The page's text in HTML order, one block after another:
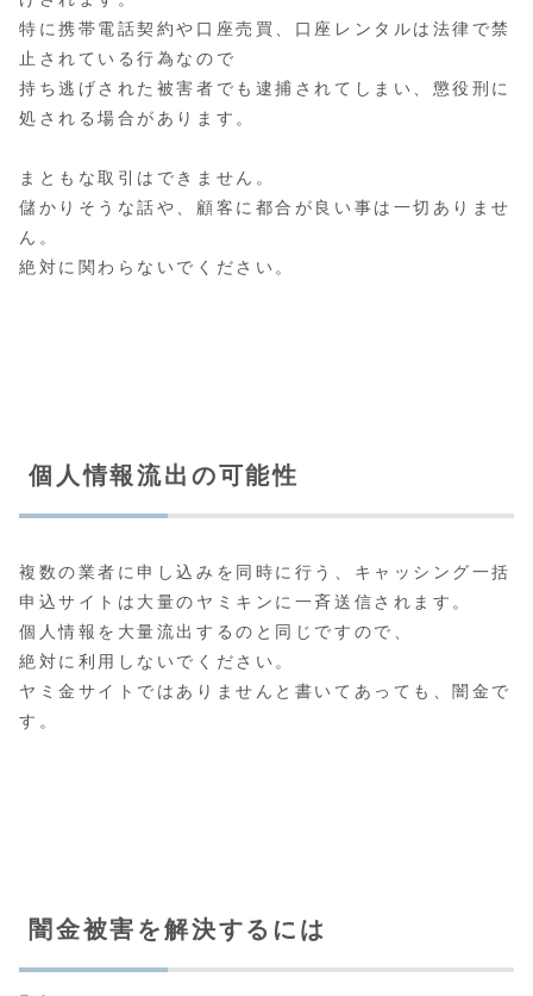
特に携帯電話契約や口座売買、口座レンタルは法律で禁
止されている行為なので
持ち逃げされた被害者でも逮捕されてしまい、懲役刑に
処される場合があります。
まともな取引はできません。
儲かりそうな話や、顧客に都合が良い事は一切ありませ
ん。
絶対に関わらないでください。
個人情報流出の可能性
複数の業者に申し込みを同時に行う、キャッシング一括
申込サイトは大量のヤミキンに一斉送信されます。
個人情報を大量流出するのと同じですので、
絶対に利用しないでください。
ヤミ金サイトではありませんと書いてあっても、闇金で
す。
闇金被害を解決するには